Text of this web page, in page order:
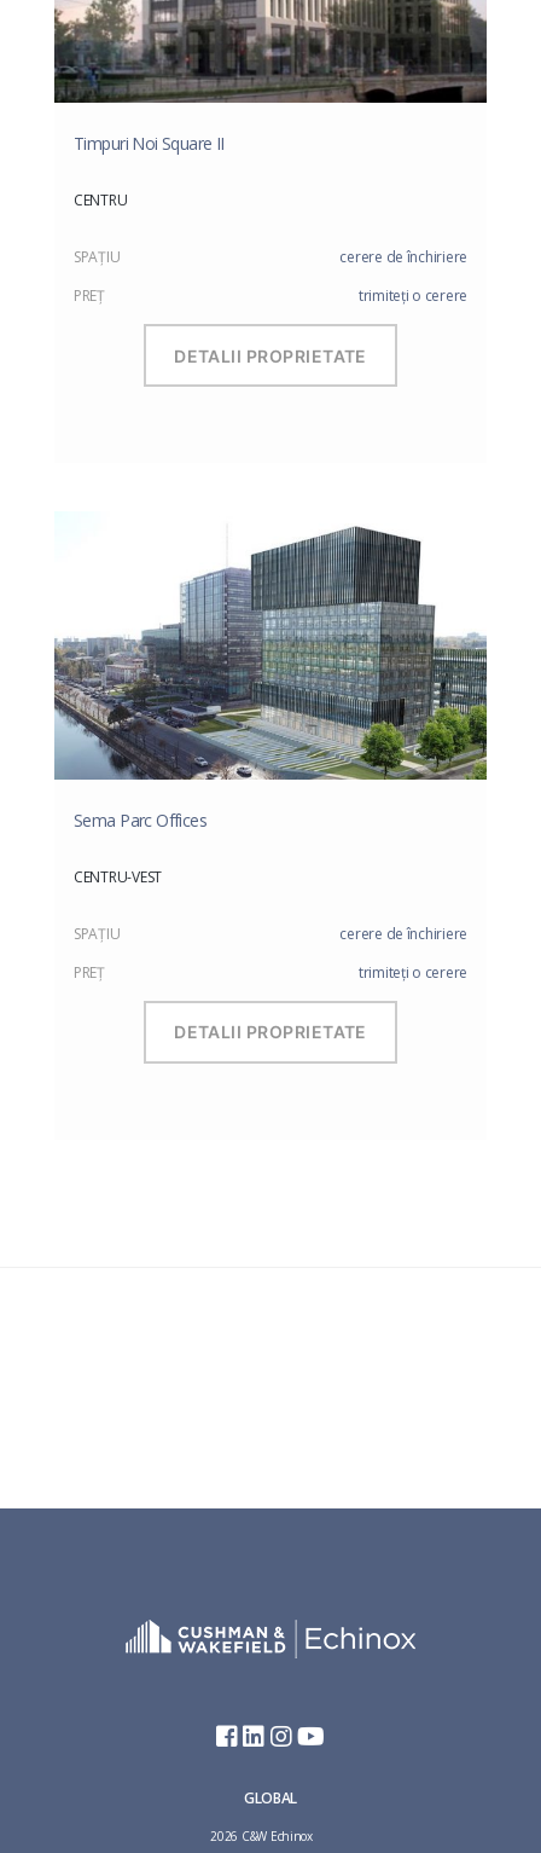
Timpuri Noi Square II
CENTRU
SPAŢIU
cerere de închiriere
PREŢ
trimiteți o cerere
DETALII PROPRIETATE
Sema Parc Offices
CENTRU-VEST
SPAŢIU
cerere de închiriere
PREŢ
trimiteți o cerere
DETALII PROPRIETATE
GLOBAL
2026 C&W Echinox